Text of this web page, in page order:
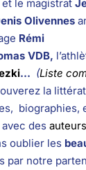
et le magistrat
Olivennes
Rémi
VDB,
… (Liste
la
biographies,
des
oublier les
par notre